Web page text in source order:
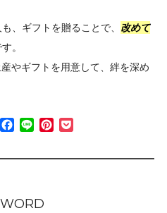
、ギフトを贈ることで、 改めて
。
やギフトを用意して、絆を深め
Facebook
Line Pinterest